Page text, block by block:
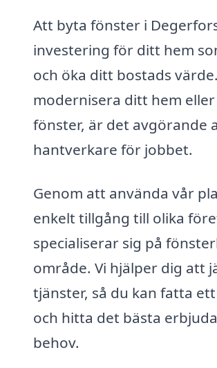
Att byta fönster i
investering för ditt hem
och öka ditt bostads
modernisera ditt hem
fönster, är det avgörande
hantverkare för jobbet.
Genom att använda vår
enkelt tillgång till olika
specialiserar sig på
område. Vi hjälper dig att
tjänster, så du kan fatta
och hitta det bästa
behov.